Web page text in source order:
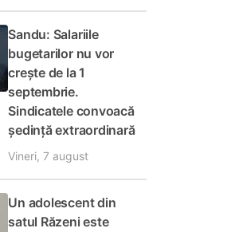
Sandu: Salariile
bugetarilor nu vor
crește de la 1
septembrie.
Sindicatele convoacă
ședință extraordinară
Vineri, 7 august
Un adolescent din
satul Răzeni este